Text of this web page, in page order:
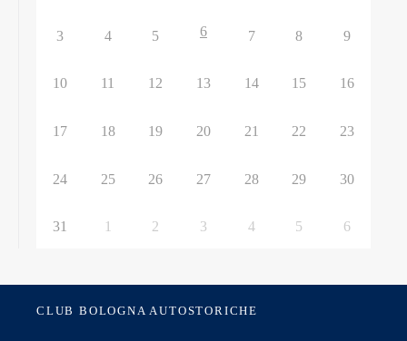
3 4 5 6 7 8 9
10 11 12 13 14 15 16
17 18 19 20 21 22 23
24 25 26 27 28 29 30
31 1 2 3 4 5 6
CLUB BOLOGNA AUTOSTORICHE